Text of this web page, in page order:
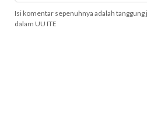
Isi komentar sepenuhnya adalah tanggung
dalam UU ITE